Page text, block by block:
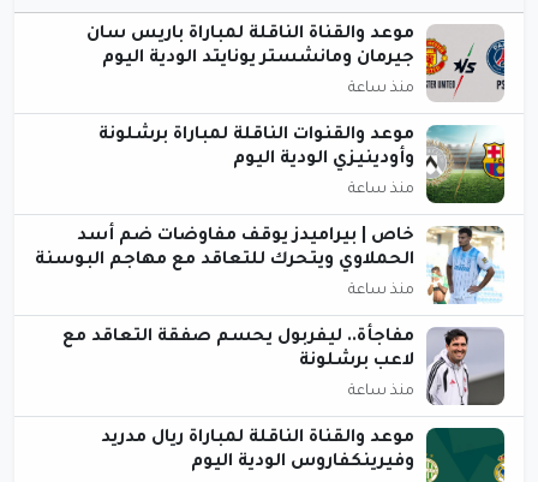
موعد والقناة الناقلة لمباراة باريس سان
جيرمان ومانشستر يونايتد الودية اليوم
منذ ساعة
موعد والقنوات الناقلة لمباراة برشلونة
وأودينيزي الودية اليوم
منذ ساعة
خاص | بيراميدز يوقف مفاوضات ضم أسد
الحملاوي ويتحرك للتعاقد مع مهاجم البوسنة
منذ ساعة
مفاجأة.. ليفربول يحسم صفقة التعاقد مع
لاعب برشلونة
منذ ساعة
موعد والقناة الناقلة لمباراة ريال مدريد
وفيرينكفاروس الودية اليوم